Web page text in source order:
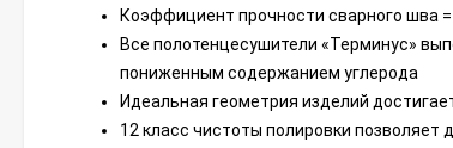
Коэффициент прочности сварного шва =
Все полотенцесушители «Терминус»
пониженным содержанием углерода
Идеальная геометрия изделий
12 класс чистоты полировки позволяет